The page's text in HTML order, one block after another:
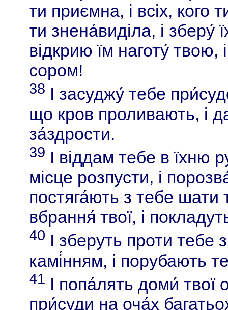
ти приємна, і всіх, кого
ти знена́виділа, і зберу́
відкрию їм наготу́ твою,
сором!
38 І засуджу́ тебе
що кров проливають, і
за́здрости.
39 І віддам тебе в їхню
місце розпусти, і
постяга́ють з тебе шати
вбрання́ твої, і
40 І зберуть проти тебе
камі́нням, і порубають
41 І попа́лять доми́ твої
при́суди на оча́х